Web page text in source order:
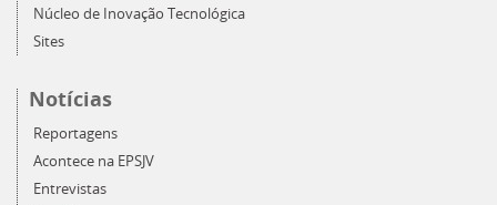
Núcleo de Inovação Tecnológica
Sites
Notícias
Reportagens
Acontece na EPSJV
Entrevistas